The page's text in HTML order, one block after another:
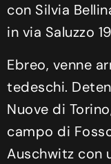
con Silvia
in via Saluzzo
Ebreo, venne
tedeschi.
Nuove di
campo di
Auschwitz con